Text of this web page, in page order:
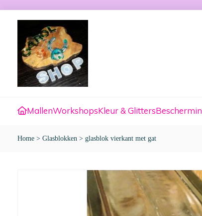
MallenWorkshopsKleur & Glitters
Home > Glasblokken > glasblok vierkant met gat